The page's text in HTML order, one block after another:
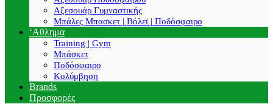
Αξεσουάρ Γυμναστικής
Μπάλες Μπασκετ | Βόλεϊ | Ποδόσφαιρο
‘Αθλημα
Training | Gym
Μπάσκετ
Ποδόσφαιρο
Κολύμβηση
Brands
Προσφορές